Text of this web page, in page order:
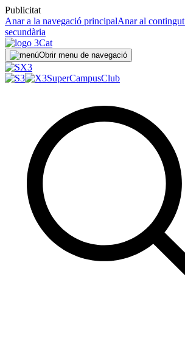
Publicitat
Anar a la navegació principalAnar al contingut
secundària
Obrir menu de navegació
SuperCampusClub